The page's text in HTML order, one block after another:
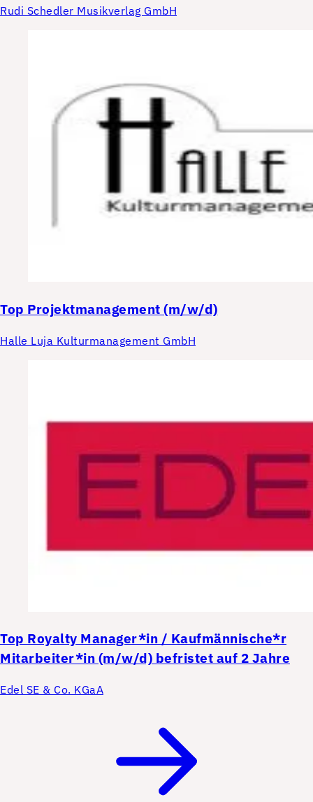
Rudi Schedler Musikverlag GmbH
Top Projektmanagement (m/w/d)
Halle Luja Kulturmanagement GmbH
Top Royalty Manager*in / Kaufmännische*r
Mitarbeiter*in (m/w/d) befristet auf 2 Jahre
Edel SE & Co. KGaA